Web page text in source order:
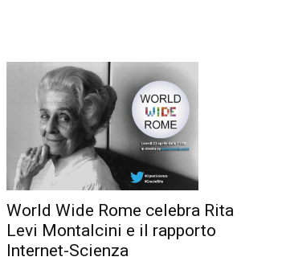
World Wide Rome celebra Rita
Levi Montalcini e il rapporto
Internet-Scienza